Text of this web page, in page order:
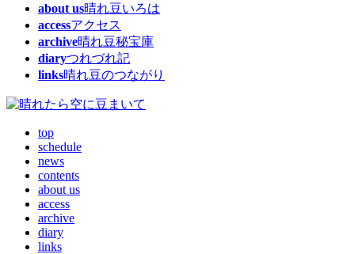
about us晴れ豆いろは
accessアクセス
archive晴れ豆秘宝庫
diaryつれづれ記
links晴れ豆のつながり
top
schedule
news
contents
about us
access
archive
diary
links